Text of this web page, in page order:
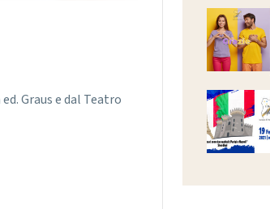
Graus e dal Teatro